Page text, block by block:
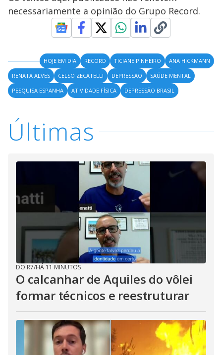
necessariamente a opinião do Grupo Record.
HOJE EM DIA RECORD TICIANE PINHEIRO
ANA HICKMANN
RENATA ALVES
CELSO ZECATELLI DEPRESSÃO
SAÚDE MENTAL
PESQUISA ESPANHA
ATIVIDADE FÍSICA DEPRESSÃO BRASIL
Últimas
DO R7/HÁ 11 MINUTOS
O calcanhar de Aquiles do vôlei
formar técnicos e reestruturar